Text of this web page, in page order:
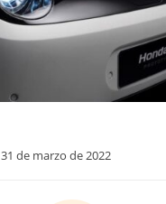
31 de marzo de 2022